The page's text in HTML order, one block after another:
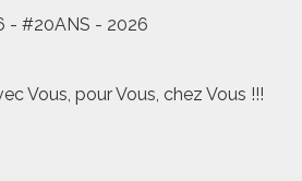
- #20ANS - 2026
Vous, pour Vous, chez Vous !!!